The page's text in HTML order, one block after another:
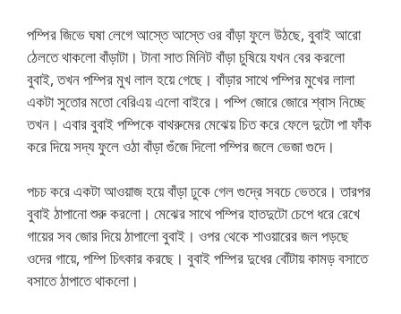
পম্পির জিভে ঘষা লেগে আস্তে আস্তে ওর বাঁড়া ফুলে উঠছে, বুবাই আরো
ঠেলতে থাকলো বাঁড়াটা। টানা সাত মিনিট বাঁড়া চুষিয়ে যখন বের করলো
বুবাই, তখন পম্পির মুখ লাল হয়ে গেছে। বাঁড়ার সাথে পম্পির মুখের লালা
একটা সুতোর মতো বেরিএয় এলো বাইরে। পম্পি জোরে জোরে শ্বাস নিচ্ছে
তখন। এবার বুবাই পম্পিকে বাথরুমের মেঝেয় চিত করে ফেলে দুটো পা ফাঁক
করে দিয়ে সদ্য ফুলে ওঠা বাঁড়া গুঁজে দিলো পম্পির জলে ভেজা গুদে।
পচচ করে একটা আওয়াজ হয়ে বাঁড়া ঢুকে গেল গুদ্রে সবচে ভেতরে। তারপর
বুবাই ঠাপানো শুরু করলো। মেঝের সাথে পম্পির হাতদুটো চেপে ধরে রেখে
গায়ের সব জোর দিয়ে ঠাপালো বুবাই। ওপর থেকে শাওয়ারের জল পড়ছে
ওদের গায়ে, পম্পি চিৎকার করছে। বুবাই পম্পির দুধের বোঁটায় কামড় বসাতে
বসাতে ঠাপাতে থাকলো।